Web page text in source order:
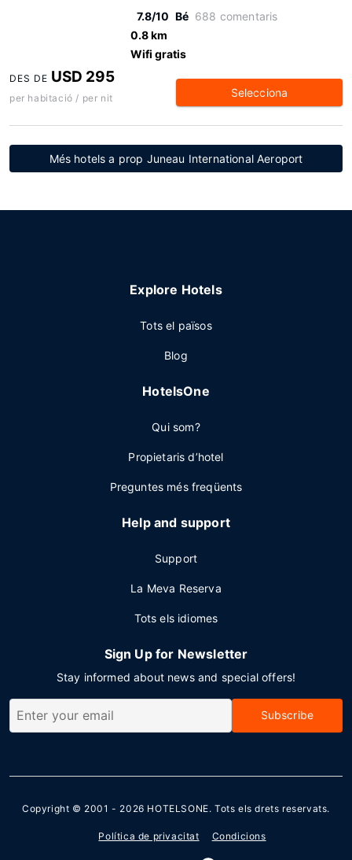
7.8/10 Bé 688 comentaris
0.8 km
Wifi gratis
DES DE USD 295
per habitació / per nit Selecciona
Més hotels a prop Juneau International Aeroport
Explore Hotels
Tots el països
Blog
HotelsOne
Qui som?
Propietaris d’hotel
Preguntes més freqüents
Help and support
Support
La Meva Reserva
Tots els idiomes
Sign Up for Newsletter
Stay informed about news and special offers!
Subscribe
Copyright © 2001 - 2026 HOTELSONE. Tots els drets reservats.
Política de privacitat Condicions